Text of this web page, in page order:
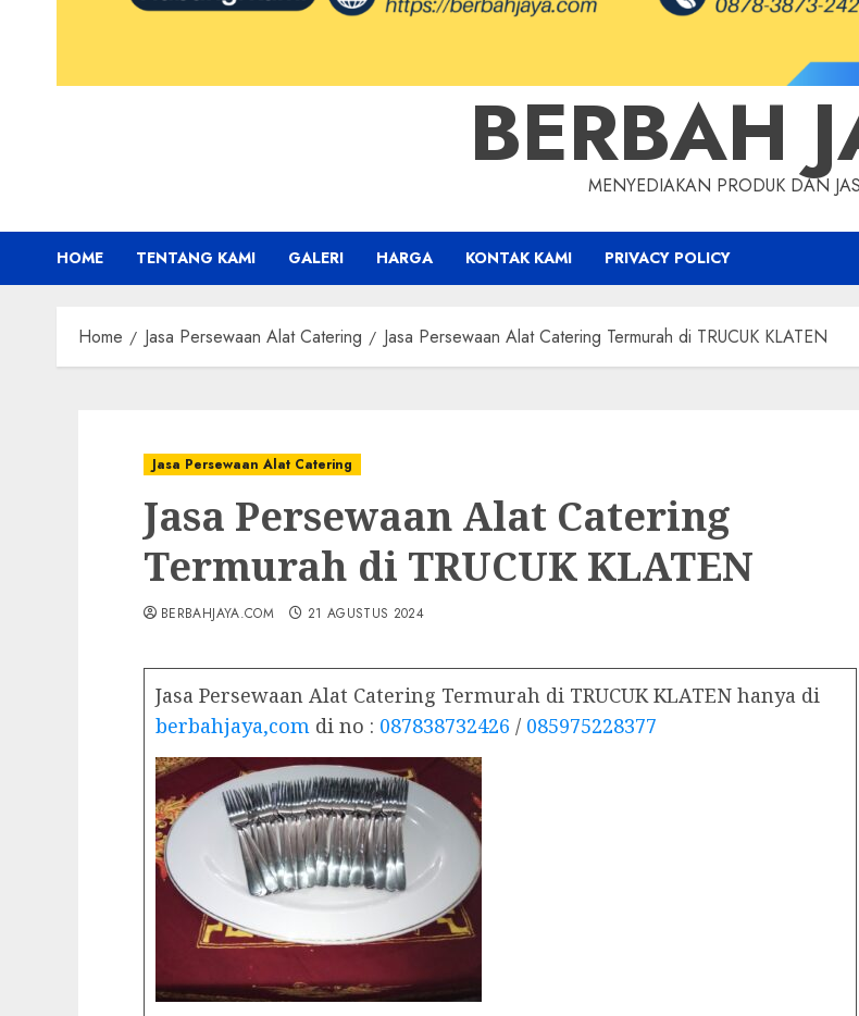
BERBAH
MENYEDIAKAN PRODUK DAN
HOME TENTANG KAMI GALERI HARGA KONTAK KAMI PRIVACY POLICY
Home Jasa Persewaan Alat Catering Jasa Persewaan Alat Catering Termurah di TRUCUK KLATEN
Jasa Persewaan Alat Catering
Jasa Persewaan Alat Catering
Termurah di TRUCUK KLATEN
BERBAHJAYA.COM 21 AGUSTUS 2024
Jasa Persewaan Alat Catering Termurah di TRUCUK KLATEN hanya di
berbahjaya,com di no : 087838732426 / 085975228377